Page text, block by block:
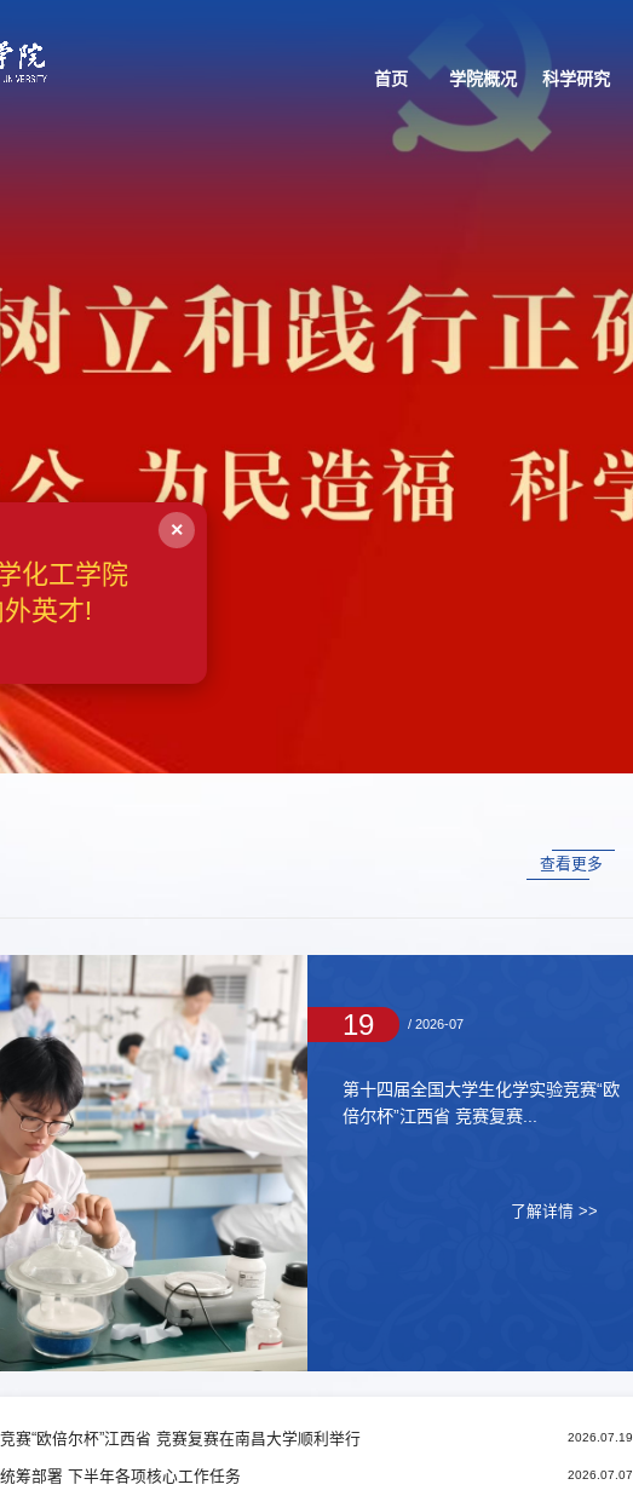
首页 学院概况 科学研究
查看更多
19 / 2026-07
第十四届全国大学生化学实验竞赛“欧
倍尔杯”江西省 竞赛复赛...
了解详情 >>
赛“欧倍尔杯”江西省 竞赛复赛在南昌大学顺利举行 2026.07.19
筹部署 下半年各项核心工作任务 2026.07.07
学化工学院
内外英才!